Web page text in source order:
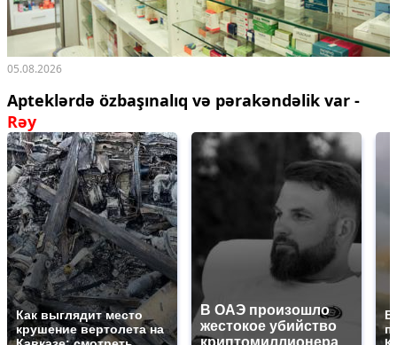
05.08.2026
Apteklərdə özbaşınalıq və pərakəndəlik var -
Rəy
Как выглядит место
крушение вертолета на
В ОАЭ произошло
жестокое убийство
криптомиллионера